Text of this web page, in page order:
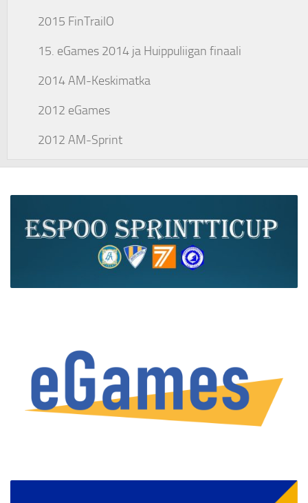
2015 FinTrailO
15. eGames 2014 ja Huippuliigan finaali
2014 AM-Keskimatka
2012 eGames
2012 AM-Sprint